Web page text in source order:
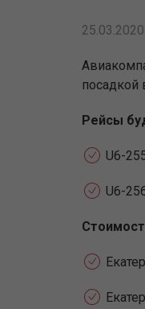
25.03.2020
посадкой
Рейсы
U6-
U6-